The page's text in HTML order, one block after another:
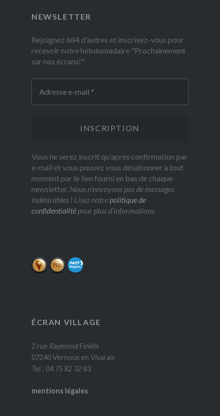
NEWSLETTER
Rejoignez 684 d'autres et inscrivez-vous pour
recevoir notre hebdomadaire "Prochainement
sur nos écrans!"
Vous ne serez inscrit qu'après confirmation par
e-mail et vous pouvez vous désabonner à tout
moment par le lien fourni en bas de chaque
newsletter. Nous n’envoyons pas de messages
indésirables ! Lisez notrepolitique de
confidentialitépour plus d’informations.
ÉCRAN VILLAGE
2 rue Raymond Finiels
07240 Vernoux en Vivarais
Tel : 04 75 82 32 83
mentions légales